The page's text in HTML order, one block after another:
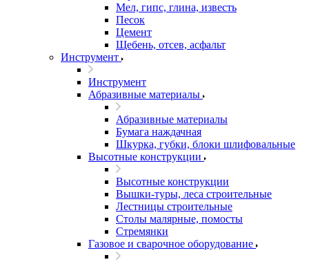
Мел, гипс, глина, известь
Песок
Цемент
Щебень, отсев, асфальт
Инструмент
Инструмент
Абразивные материалы
Абразивные материалы
Бумага наждачная
Шкурка, губки, блоки шлифовальные
Высотные конструкции
Высотные конструкции
Вышки-туры, леса строительные
Лестницы строительные
Столы малярные, помосты
Стремянки
Газовое и сварочное оборудование